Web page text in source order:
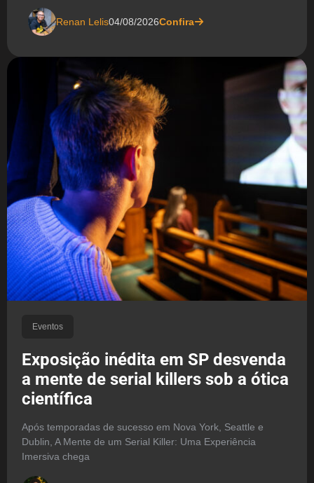
Renan Lelis04/08/2026Confira
Eventos
Exposição inédita em SP desvenda
a mente de serial killers sob a ótica
científica
Após temporadas de sucesso em Nova York, Seattle e
Dublin, A Mente de um Serial Killer: Uma Experiência
Imersiva chega